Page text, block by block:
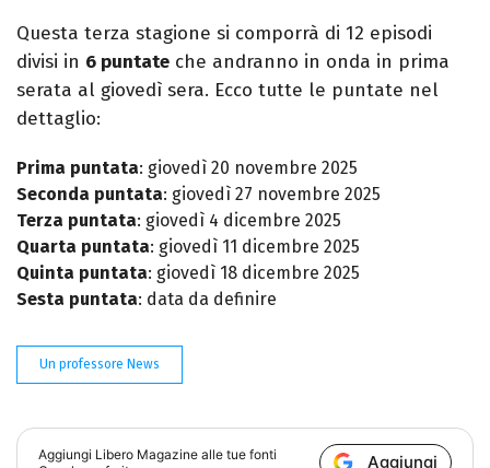
Questa terza stagione si comporrà di 12 episodi
divisi in 6 puntate che andranno in onda in prima
serata al giovedì sera. Ecco tutte le puntate nel
dettaglio:
Prima puntata: giovedì 20 novembre 2025
Seconda puntata: giovedì 27 novembre 2025
Terza puntata: giovedì 4 dicembre 2025
Quarta puntata: giovedì 11 dicembre 2025
Quinta puntata: giovedì 18 dicembre 2025
Sesta puntata: data da definire
Un professore News
Aggiungi Libero Magazine alle tue fonti
Aggiungi